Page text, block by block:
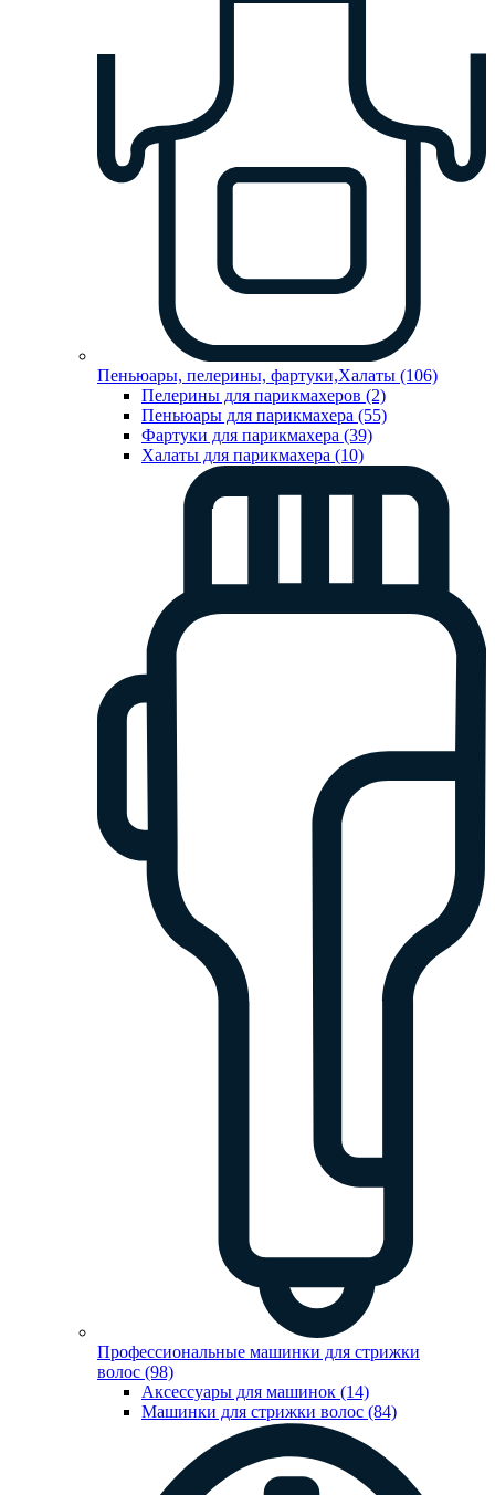
Пеньюары, пелерины, фартуки,Халаты (106)
Пелерины для парикмахеров (2)
Пеньюары для парикмахера (55)
Фартуки для парикмахера (39)
Халаты для парикмахера (10)
Профессиональные машинки для стрижки
волос (98)
Аксессуары для машинок (14)
Машинки для стрижки волос (84)